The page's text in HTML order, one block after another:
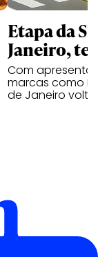
Etapa da
Janeiro,
Com
marcas como
de Janeiro